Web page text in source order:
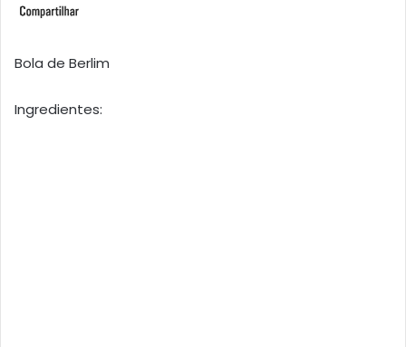
Bola de Berlim
Ingredientes: